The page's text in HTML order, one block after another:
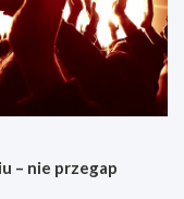
– nie przegap